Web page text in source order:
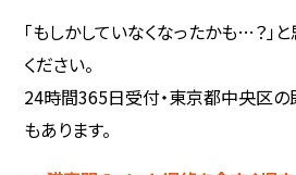
「もしかしていなくなったかも…？」
ください。
24時間365日受付・東京都中央区
もあります。